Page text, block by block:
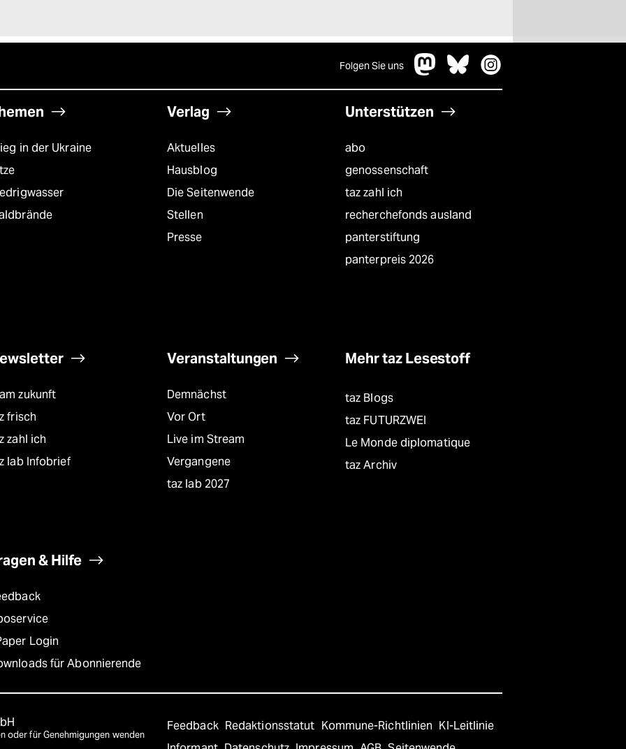
Folgen Sie uns
in der Ukraine
Verlag
Aktuelles
Hausblog
Die Seitenwende
Stellen
Presse
Unterstützen
abo
genossenschaft
taz zahl ich
recherchefonds ausland
panterstiftung
panterpreis 2026
zukunft
frisch
zahl ich
lab Infobrief
Veranstaltungen
Demnächst
Vor Ort
Live im Stream
Vergangene
taz lab 2027
Mehr taz Lesestoff
taz Blogs
taz FUTURZWEI
Le Monde diplomatique
taz Archiv
& Hilfe
Login
für Abonnierende
oder für Genehmigungen wenden
Feedback Redaktionsstatut Kommune-Richtlinien KI-Leitlinie